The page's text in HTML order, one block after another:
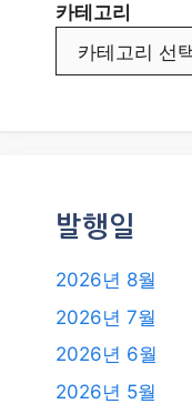
카테고리
발행일
2026년 8월
2026년 7월
2026년 6월
2026년 5월